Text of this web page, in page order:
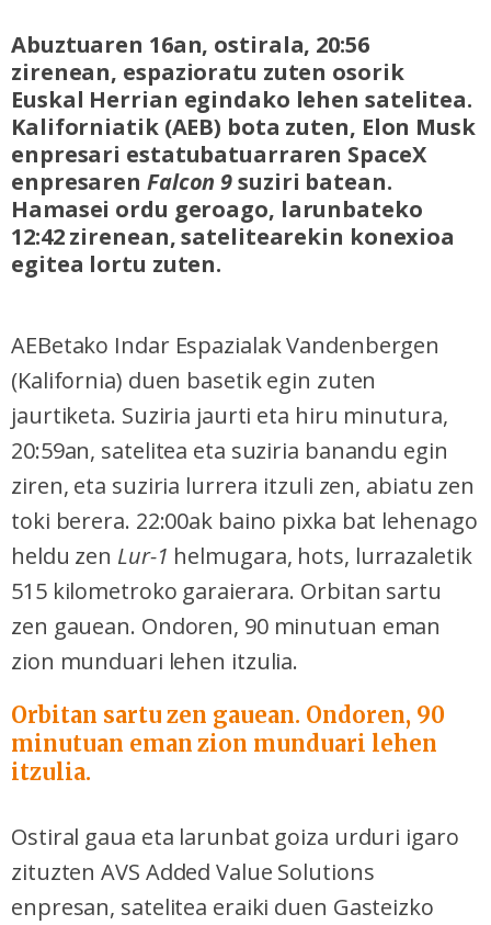
Abuztuaren 16an, ostirala, 20:56
zirenean, espazioratu zuten osorik
Euskal Herrian egindako lehen satelitea.
Kaliforniatik (AEB) bota zuten, Elon Musk
enpresari estatubatuarraren SpaceX
enpresaren Falcon 9suziri batean.
Hamasei ordu geroago, larunbateko
12:42 zirenean, satelitearekin konexioa
egitea lortu zuten.
AEBetako Indar Espazialak Vandenbergen
(Kalifornia) duen basetik egin zuten
jaurtiketa. Suziria jaurti eta hiru minutura,
20:59an, satelitea eta suziria banandu egin
ziren, eta suziria lurrera itzuli zen, abiatu zen
toki berera. 22:00ak baino pixka bat lehenago
heldu zen Lur-1 helmugara, hots, lurrazaletik
515 kilometroko garaierara. Orbitan sartu
zen gauean. Ondoren, 90 minutuan eman
zion munduari lehen itzulia.
Orbitan sartu zen gauean. Ondoren, 90
minutuan eman zion munduari lehen
itzulia.
Ostiral gaua eta larunbat goiza urduri igaro
zituzten AVS Added Value Solutions
enpresan, satelitea eraiki duen Gasteizko